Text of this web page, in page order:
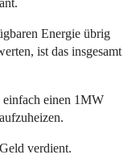
Energie übrig
ist das insgesamt
einfach einen 1MW
verdient.